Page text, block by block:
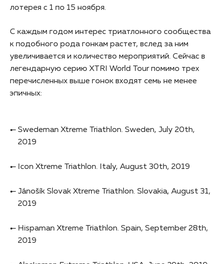
лотерея с 1 по 15 ноября.
С каждым годом интерес триатлонного сообщества
к подобного рода гонкам растет, вслед за ним
увеличивается и количество мероприятий. Сейчас в
легендарную серию XTRI World Tour помимо трех
перечисленных выше гонок входят семь не менее
эпичных:
Swedeman Xtreme Triathlon. Sweden, July 20th,
2019
Icon Xtreme Triathlon. Italy, August 30th, 2019
Jánošík Slovak Xtreme Triathlon. Slovakia, August 31,
2019
Hispaman Xtreme Triathlon. Spain, September 28th,
2019